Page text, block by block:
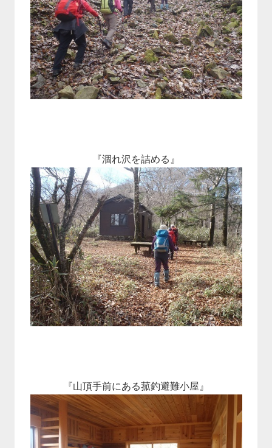
『涸れ沢を詰める』
『山頂手前にある菰釣避難小屋』